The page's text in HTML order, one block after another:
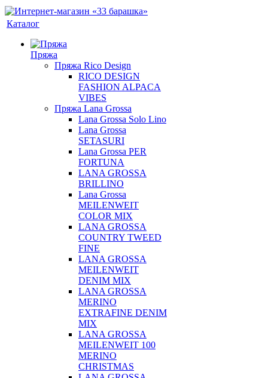
Каталог
Пряжа
Пряжа Rico Design
RICO DESIGN
FASHION ALPACA
VIBES
Пряжа Lana Grossa
Lana Grossa Solo Lino
Lana Grossa
SETASURI
Lana Grossa PER
FORTUNA
LANA GROSSA
BRILLINO
Lana Grossa
MEILENWEIT
COLOR MIX
LANA GROSSA
COUNTRY TWEED
FINE
LANA GROSSA
MEILENWEIT
DENIM MIX
LANA GROSSA
MERINO
EXTRAFINE DENIM
MIX
LANA GROSSA
MEILENWEIT 100
MERINO
CHRISTMAS